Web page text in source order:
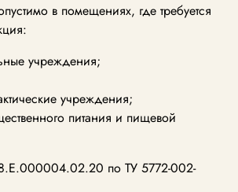
в помещениях, где требуется
учреждения;
учреждения;
питания и пищевой
по ТУ 5772-002-